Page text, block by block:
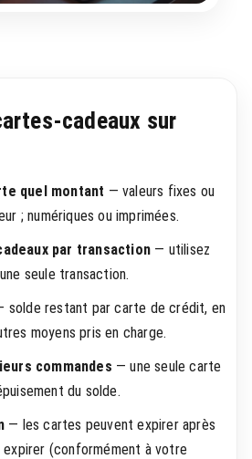
cadeaux sur
quel montant — valeurs fixes ou
; numériques ou imprimées.
par transaction — utilisez
seule transaction.
solde restant par carte de crédit, en
moyens pris en charge.
commandes — une seule carte
du solde.
— les cartes peuvent expirer après
expirer (conformément à votre